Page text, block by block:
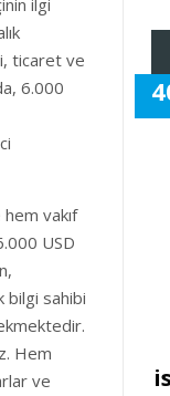
ilgi
ticaret ve
6.000
vakıf
USD
bilgi sahibi
Hem
ve